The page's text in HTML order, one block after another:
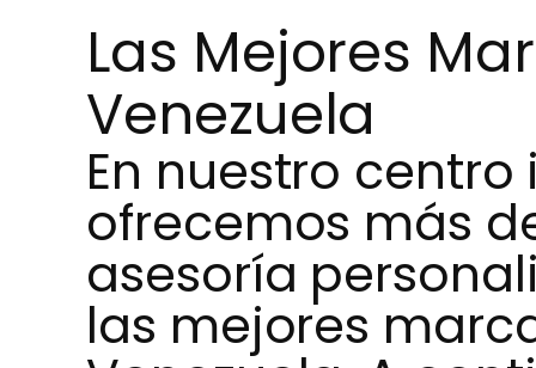
Las Mejores
Venezuela
En nuestro
ofrecemos más
asesoría
las mejores